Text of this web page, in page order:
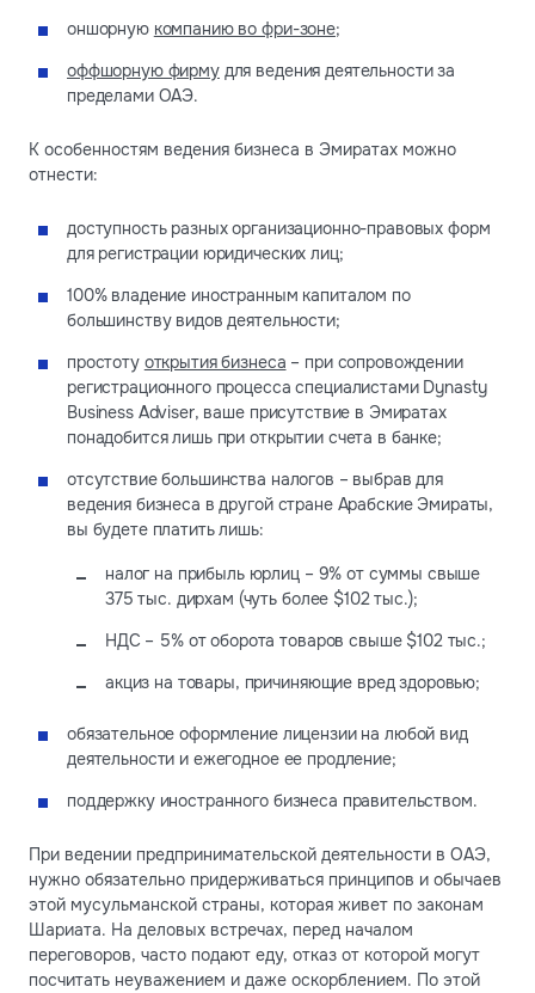
оншорную компанию во фри-зоне;
оффшорную фирмудля ведения деятельности за
пределами ОАЭ.
К особенностям ведения бизнеса в Эмиратах можно
отнести:
доступность разных организационно-правовых форм
для регистрации юридических лиц;
100% владение иностранным капиталом по
большинству видов деятельности;
простоту открытия бизнеса – при сопровождении
регистрационного процесса специалистами Dynasty
Business Adviser, ваше присутствие в Эмиратах
понадобится лишь при открытии счета в банке;
отсутствие большинства налогов – выбрав для
ведения бизнеса в другой стране Арабские Эмираты,
вы будете платить лишь:
налог на прибыль юрлиц – 9% от суммы свыше
375 тыс. дирхам (чуть более $102 тыс.);
НДС – 5% от оборота товаров свыше $102 тыс.;
акциз на товары, причиняющие вред здоровью;
обязательное оформление лицензии на любой вид
деятельности и ежегодное ее продление;
поддержку иностранного бизнеса правительством.
При ведении предпринимательской деятельности в ОАЭ,
нужно обязательно придерживаться принципов и обычаев
этой мусульманской страны, которая живет по законам
Шариата. На деловых встречах, перед началом
переговоров, часто подают еду, отказ от которой могут
посчитать неуважением и даже оскорблением. По этой